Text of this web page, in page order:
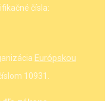
čísla:
Európskou
10931.